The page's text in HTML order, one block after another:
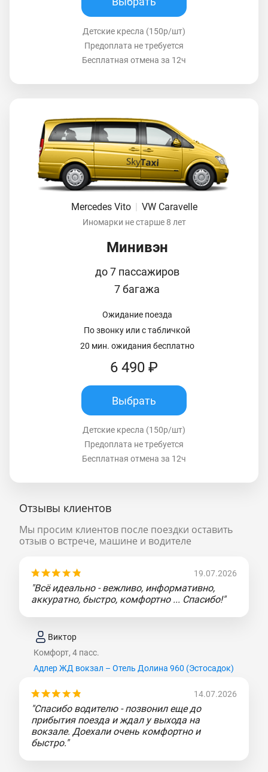
Детские кресла (150р/шт)
Предоплата не требуется
Бесплатная отмена за 12ч
Mercedes Vito VW Caravelle
Иномарки не старше 8 лет
Минивэн
до 7 пассажиров
7 багажа
Ожидание поезда
По звонку или с табличкой
20 мин. ожидания бесплатно
6 490 ₽
Выбрать
Детские кресла (150р/шт)
Предоплата не требуется
Бесплатная отмена за 12ч
Отзывы клиентов
Мы просим клиентов после поездки оставить
отзыв о встрече, машине и водителе
19.07.2026
"Всё идеально - вежливо, информативно,
аккуратно, быстро, комфортно ... Спасибо!"
Виктор
Комфорт, 4 пасс.
Адлер ЖД вокзал – Отель Долина 960 (Эcтocaдoк)
14.07.2026
"Спасибо водителю - позвонил еще до
прибытия поезда и ждал у выхода на
вокзале. Доехали очень комфортно и
быстро."